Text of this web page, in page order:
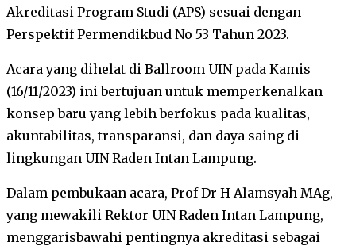
Akreditasi Program Studi (APS) sesuai dengan
Perspektif Permendikbud No 53 Tahun 2023.
Acara yang dihelat di Ballroom UIN pada Kamis
(16/11/2023) ini bertujuan untuk memperkenalkan
konsep baru yang lebih berfokus pada kualitas,
akuntabilitas, transparansi, dan daya saing di
lingkungan UIN Raden Intan Lampung.
Dalam pembukaan acara, Prof Dr H Alamsyah MAg,
yang mewakili Rektor UIN Raden Intan Lampung,
menggarisbawahi pentingnya akreditasi sebagai